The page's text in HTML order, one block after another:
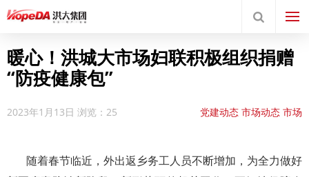
暖心！洪城大市场妇联积极组织捐赠
“防疫健康包”
2023年1月13日 浏览：25 党建动态 市场动态 市场
随着春节临近，外出返乡务工人员不断增加，为全力做好